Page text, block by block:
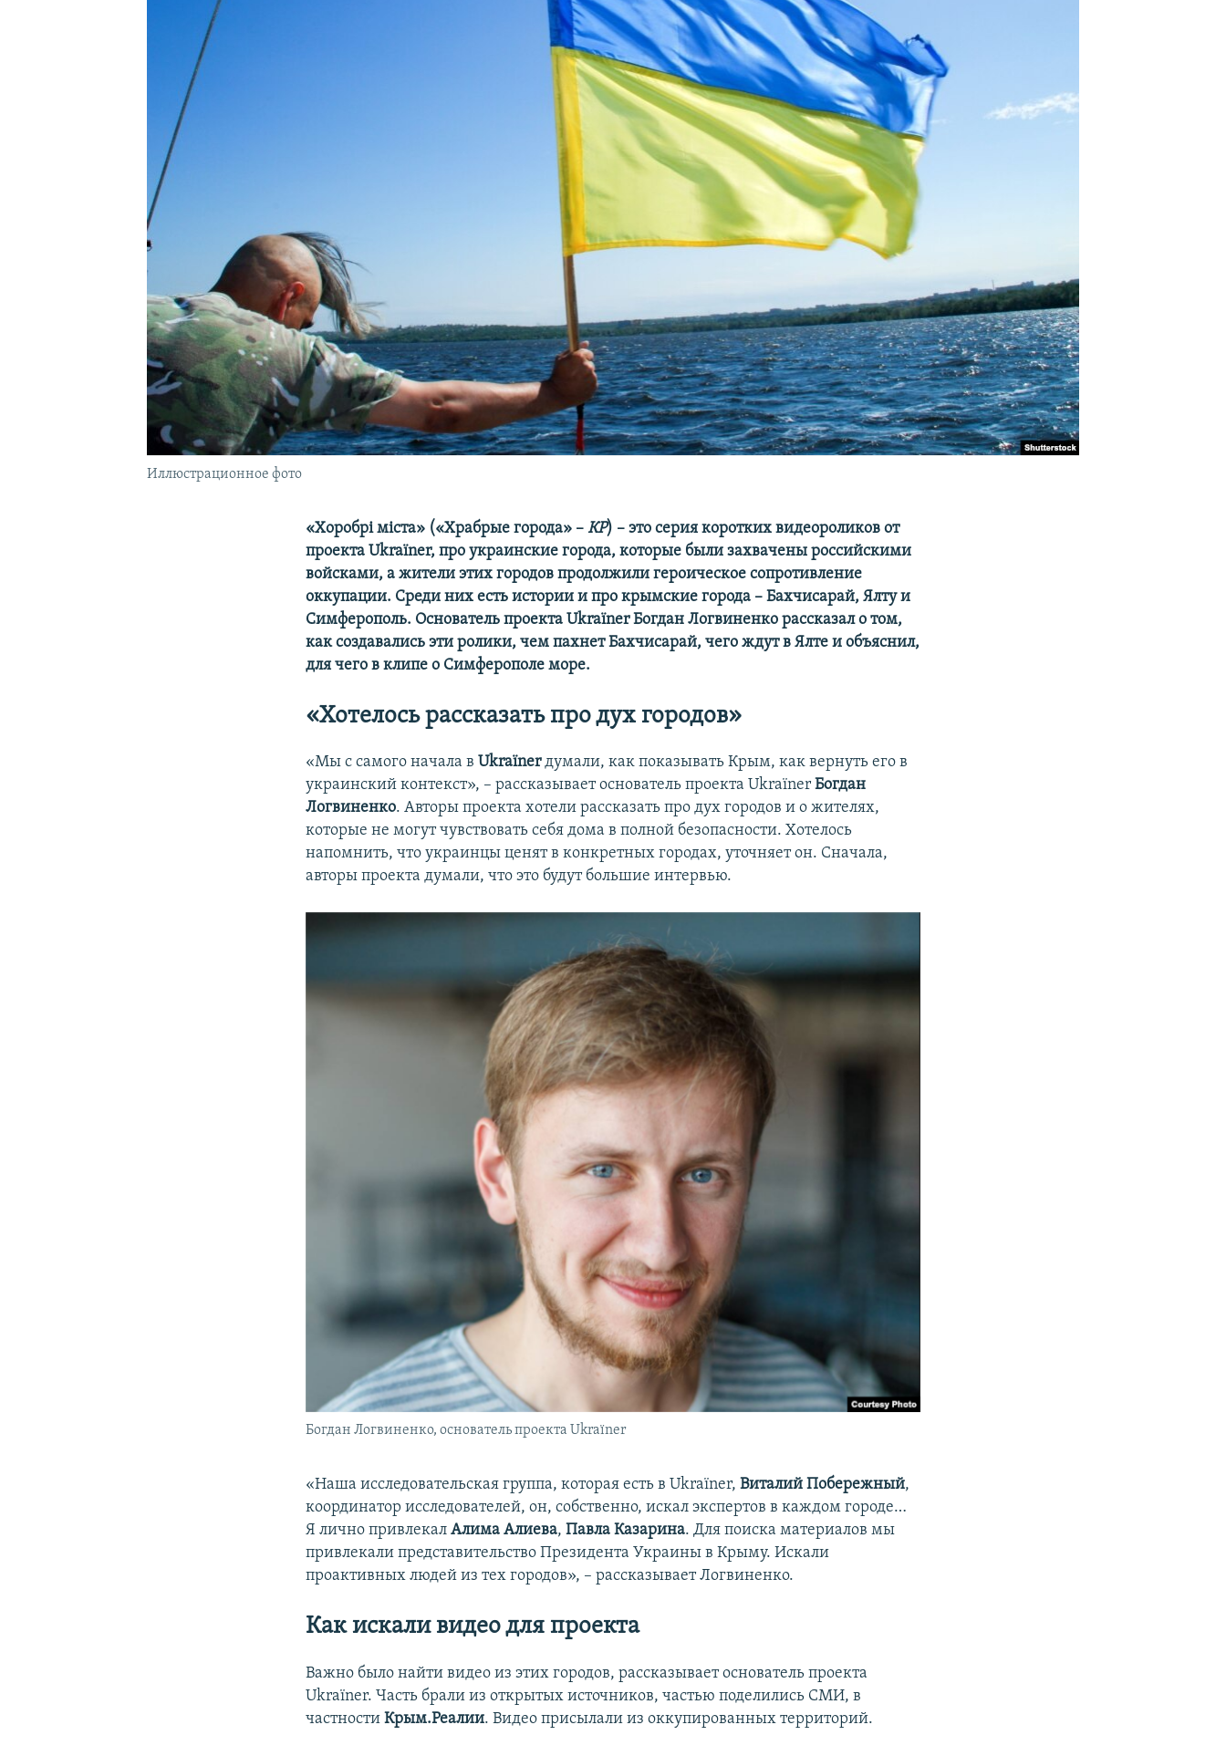
УКРАИНСКАЯ ПРОБЛЕМА КРЫМА
Иллюстрационное фото
«Хоробрі міста» («Храбрые города» – КР) – это серия коротких видеороликов от
проекта Ukraїner, про украинские города, которые были захвачены российскими
войсками, а жители этих городов продолжили героическое сопротивление
оккупации. Среди них есть истории и про крымские города – Бахчисарай, Ялту и
Симферополь. Основатель проекта Ukraїner Богдан Логвиненко рассказал о том,
как создавались эти ролики, чем пахнет Бахчисарай, чего ждут в Ялте и объяснил,
для чего в клипе о Симферополе море.
«Хотелось рассказать про дух городов»
«Мы с самого начала вUkraїnerдумали, как показывать Крым, как вернуть его в
украинский контекст», – рассказывает основатель проекта UkraїnerБогдан
Логвиненко. Авторы проекта хотели рассказать про дух городов и о жителях,
которые не могут чувствовать себя дома в полной безопасности. Хотелось
напомнить, что украинцы ценят в конкретных городах, уточняет он. Сначала,
авторы проекта думали, что это будут большие интервью.
Богдан Логвиненко, основатель проекта Ukraїner
«Наша исследовательская группа, которая есть в Ukraїner, Виталий Побережный,
координатор исследователей, он, собственно, искал экспертов в каждом городе…
Я лично привлекалАлима Алиева,Павла Казарина. Для поиска материалов мы
привлекали представительство Президента Украины в Крыму. Искали
проактивных людей из тех городов», – рассказывает Логвиненко.
Как искали видео для проекта
Важно было найти видео из этих городов, рассказывает основатель проекта
Ukraїner. Часть брали из открытых источников, частью поделились СМИ, в
частностиКрым.Реалии. Видео присылали из оккупированных территорий.